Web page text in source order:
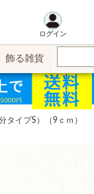
ログイン
飾る雑貨
タイプS）（9ｃｍ）